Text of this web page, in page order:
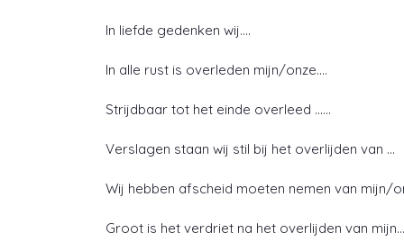
In liefde gedenken wij….
In alle rust is overleden mijn/onze….
Strijdbaar tot het einde overleed ……
Verslagen staan wij stil bij het overlijden van …
Wij hebben afscheid moeten nemen van mijn/
Groot is het verdriet na het overlijden van